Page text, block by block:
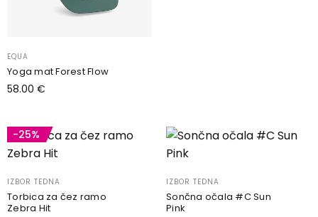
EQUA
Yoga mat Forest Flow
58.00 €
-25%
IZBOR TEDNA
Torbica za čez ramo
Zebra Hit
IZBOR TEDNA
Sončna očala #C Sun
Pink